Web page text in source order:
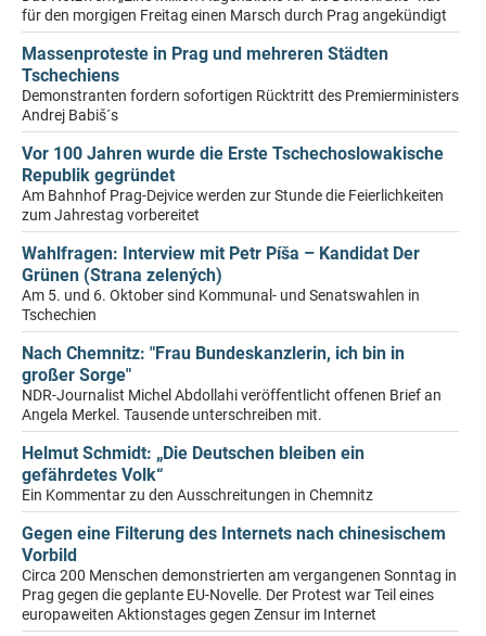
für den morgigen Freitag einen Marsch durch Prag angekündigt
Massenproteste in Prag und mehreren Städten
Tschechiens
Demonstranten fordern sofortigen Rücktritt des Premierministers
Andrej Babiš´s
Vor 100 Jahren wurde die Erste Tschechoslowakische
Republik gegründet
Am Bahnhof Prag-Dejvice werden zur Stunde die Feierlichkeiten
zum Jahrestag vorbereitet
Wahlfragen: Interview mit Petr Píša – Kandidat Der
Grünen (Strana zelených)
Am 5. und 6. Oktober sind Kommunal- und Senatswahlen in
Tschechien
Nach Chemnitz: "Frau Bundeskanzlerin, ich bin in
großer Sorge"
NDR-Journalist Michel Abdollahi veröffentlicht offenen Brief an
Angela Merkel. Tausende unterschreiben mit.
Helmut Schmidt: „Die Deutschen bleiben ein
gefährdetes Volk“
Ein Kommentar zu den Ausschreitungen in Chemnitz
Gegen eine Filterung des Internets nach chinesischem
Vorbild
Circa 200 Menschen demonstrierten am vergangenen Sonntag in
Prag gegen die geplante EU-Novelle. Der Protest war Teil eines
europaweiten Aktionstages gegen Zensur im Internet